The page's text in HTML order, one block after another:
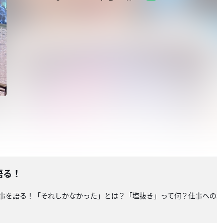
！
語る！「それしかなかった」とは？「塩抜き」って何？仕事へ